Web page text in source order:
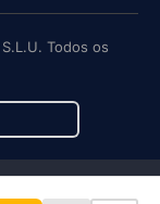
Todos os